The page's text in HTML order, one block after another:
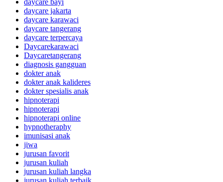
daycare jakarta
daycare karawaci
daycare tangerang
daycare terpercaya
Daycarekarawaci
Daycaretangerang
diagnosis gangguan
dokter anak
dokter anak kalideres
dokter spesialis anak
hipnoterapi
hipnoterapi
hipnoterapi online
hypnotheraphy
imunisasi anak
jiwa
jurusan favorit
jurusan kuliah
jurusan kuliah langka
jurusan kuliah terbaik